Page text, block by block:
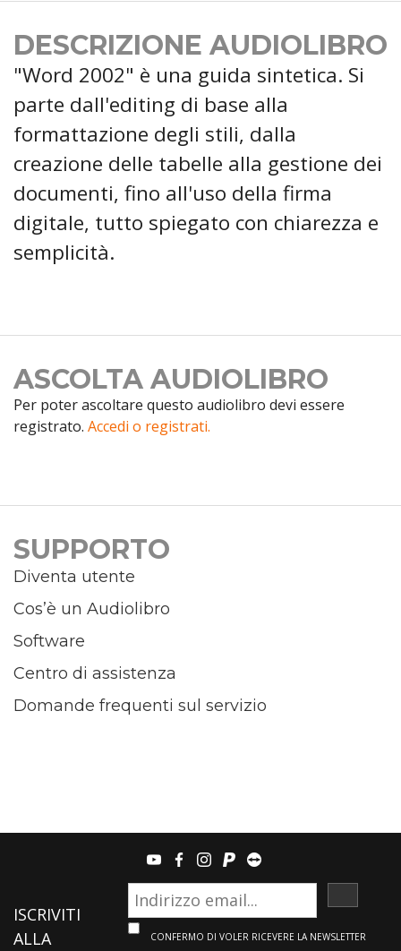
DESCRIZIONE AUDIOLIBRO
"Word 2002" è una guida sintetica. Si
parte dall'editing di base alla
formattazione degli stili, dalla
creazione delle tabelle alla gestione dei
documenti, fino all'uso della firma
digitale, tutto spiegato con chiarezza e
semplicità.
ASCOLTA AUDIOLIBRO
Per poter ascoltare questo audiolibro devi essere
registrato. Accedi o registrati.
SUPPORTO
Diventa utente
Cos’è un Audiolibro
Software
Centro di assistenza
Domande frequenti sul servizio
youtubefacebook
instagram
paypalteamviewer
ISCRIVITI
ALLA
CONFERMO DI VOLER RICEVERE LA NEWSLETTER